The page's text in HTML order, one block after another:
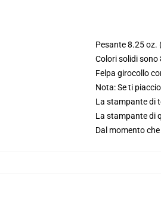
Pesante 8.25 oz.
Colori solidi sono
Felpa girocollo
Nota: Se ti
La stampante di
La stampante di
Dal momento